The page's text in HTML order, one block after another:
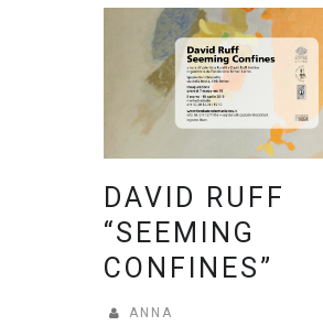
DAVID RUFF
“SEEMING
CONFINES”
ANNA